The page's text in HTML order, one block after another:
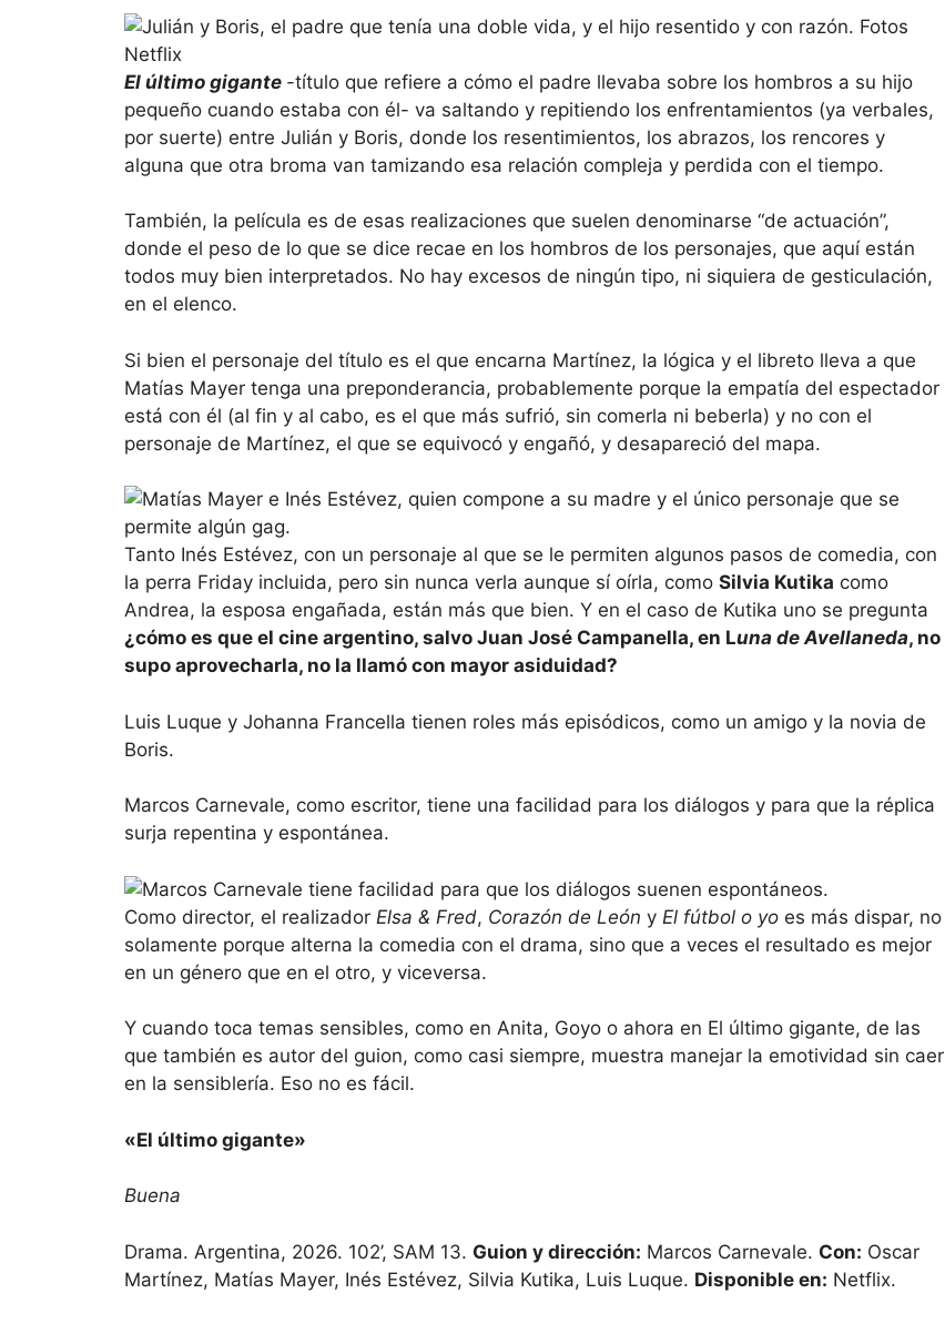
El último gigante -título que refiere a cómo el padre llevaba sobre los hombros a su hijo
pequeño cuando estaba con él- va saltando y repitiendo los enfrentamientos (ya verbales,
por suerte) entre Julián y Boris, donde los resentimientos, los abrazos, los rencores y
alguna que otra broma van tamizando esa relación compleja y perdida con el tiempo.
También, la película es de esas realizaciones que suelen denominarse “de actuación”,
donde el peso de lo que se dice recae en los hombros de los personajes, que aquí están
todos muy bien interpretados. No hay excesos de ningún tipo, ni siquiera de gesticulación,
en el elenco.
Si bien el personaje del título es el que encarna Martínez, la lógica y el libreto lleva a que
Matías Mayer tenga una preponderancia, probablemente porque la empatía del espectador
está con él (al fin y al cabo, es el que más sufrió, sin comerla ni beberla) y no con el
personaje de Martínez, el que se equivocó y engañó, y desapareció del mapa.
Tanto Inés Estévez, con un personaje al que se le permiten algunos pasos de comedia, con
la perra Friday incluida, pero sin nunca verla aunque sí oírla, como Silvia Kutika como
Andrea, la esposa engañada, están más que bien. Y en el caso de Kutika uno se pregunta
¿cómo es que el cine argentino, salvo Juan José Campanella, en Luna de Avellaneda, no
supo aprovecharla, no la llamó con mayor asiduidad?
Luis Luque y Johanna Francella tienen roles más episódicos, como un amigo y la novia de
Boris.
Marcos Carnevale, como escritor, tiene una facilidad para los diálogos y para que la réplica
surja repentina y espontánea.
Como director, el realizador Elsa & Fred, Corazón de León y El fútbol o yo es más dispar, no
solamente porque alterna la comedia con el drama, sino que a veces el resultado es mejor
en un género que en el otro, y viceversa.
Y cuando toca temas sensibles, como en Anita, Goyo o ahora en El último gigante, de las
que también es autor del guion, como casi siempre, muestra manejar la emotividad sin caer
en la sensiblería. Eso no es fácil.
«El último gigante»
Buena
Drama. Argentina, 2026. 102’, SAM 13. Guion y dirección: Marcos Carnevale. Con: Oscar
Martínez, Matías Mayer, Inés Estévez, Silvia Kutika, Luis Luque. Disponible en: Netflix.